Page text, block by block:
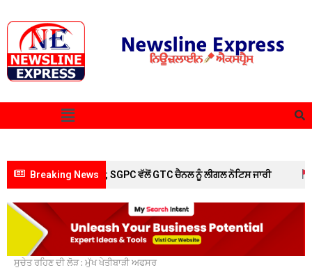
Breaking News
’ਤੇ ਵਧਿਆ ਵਿਵਾਦ; SGPC ਵੱਲੋਂ GTC ਚੈਨਲ ਨੂੰ ਲੀਗਲ ਨੋਟਿਸ ਜਾਰੀ
Home Information
ਝੋਨੇ ਵਿਚ ਮਧਰੇਪਣ ਦੀ ਸਮੱਸਿਆ ਬਾਰੇ
ਸੁਚੇਤ ਰਹਿਣ ਦੀ ਲੋੜ : ਮੁੱਖ ਖੇਤੀਬਾੜੀ ਅਫਸਰ